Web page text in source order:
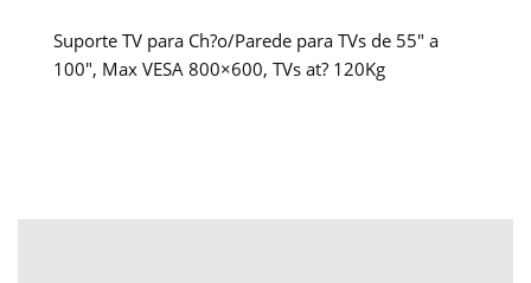
Suporte TV para Ch?o/Parede para TVs de 55″ a
100″, Max VESA 800×600, TVs at? 120Kg